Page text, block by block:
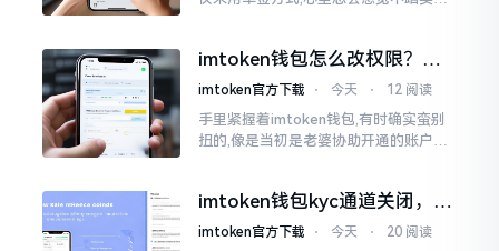
上就是给资产增添一道保障
imtoken钱包怎么改权限？老
用户手把手教你换主人
imtoken官方下载 ⋅ 今天 ⋅ 12 阅读
手里紧握着imtoken钱包,有时确实蛮别
扭的,像是当初是老婆协助开通的账户呢,
imtoken钱包kyc通道关闭，你
的资产咋办？
imtoken官方下载 ⋅ 今天 ⋅ 20 阅读